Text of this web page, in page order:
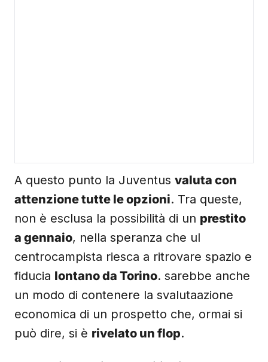
A questo punto la Juventus valuta con
attenzione tutte le opzioni. Tra queste,
non è esclusa la possibilità di un prestito
a gennaio, nella speranza che ul
centrocampista riesca a ritrovare spazio e
fiducia lontano da Torino. sarebbe anche
un modo di contenere la svalutaazione
economica di un prospetto che, ormai si
può dire, si è rivelato un flop.